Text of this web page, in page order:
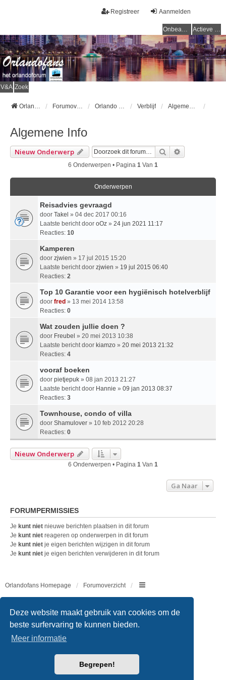
Deze website maakt gebruik van cookies om de
beste surfervaring te kunnen bieden.
Meer informatie
Begrepen!
Aanmelden
Registreer
Onbeantwoorde onderwerpen Actieve onderwerpen
V&A Zoek
Orlandofans Homepage Forumoverzicht Orlando & omgeving Verblijf Algemene Info
Algemene Info
Nieuw Onderwerp Zoek
6 Onderwerpen • Pagina 1 Van 1
Onderwerpen
Reisadvies gevraagd
door Takel » 04 dec 2017 00:16
Laatste bericht door oOz » 24 jun 2021 11:17
Reacties: 10
Kamperen
door zjwien » 17 jul 2015 15:20
Laatste bericht door zjwien » 19 jul 2015 06:40
Reacties: 2
Top 10 Garantie voor een hygiënisch hotelverblijf
door fred » 13 mei 2014 13:58
Reacties: 0
Wat zouden jullie doen ?
door Freubel » 20 mei 2013 10:38
Laatste bericht door kiamzo » 20 mei 2013 21:32
Reacties: 4
vooraf boeken
door pietjepuk » 08 jan 2013 21:27
Laatste bericht door Hannie » 09 jan 2013 08:37
Reacties: 3
Townhouse, condo of villa
door Shamulover » 10 feb 2012 20:28
Reacties: 0
Nieuw Onderwerp
6 Onderwerpen • Pagina 1 Van 1
Ga Naar
FORUMPERMISSIES
Je kunt niet nieuwe berichten plaatsen in dit forum
Je kunt niet reageren op onderwerpen in dit forum
Je kunt niet je eigen berichten wijzigen in dit forum
Je kunt niet je eigen berichten verwijderen in dit forum
Orlandofans Homepage Forumoverzicht
® Forum Software © phpBB Limited
phpBB.nl.
created by INVENTEA & v12mike